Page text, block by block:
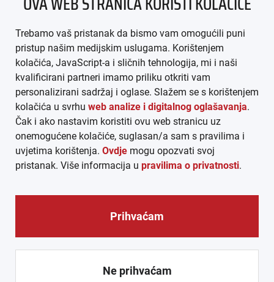
IMPRESSUM
AGB
DATENSCHUTZ
MEDIADATEN
ARHIVA (PDF)
© CROEXPRESS │ INFORMATIVNI MEDIJ HRVATA IZVAN
REPUBLIKE HRVATSKE 2026.
Trebamo vaš pristanak da bismo vam omogućili puni
pristup našim medijskim uslugama. Korištenjem
kolačića, JavaScript-a i sličnih tehnologija, mi i naši
kvalificirani partneri imamo priliku otkriti vam
personalizirani sadržaj i oglase. Slažem se s korištenjem
kolačića u svrhu web analize i digitalnog oglašavanja.
Čak i ako nastavim koristiti ovu web stranicu uz
onemogućene kolačiće, suglasan/a sam s pravilima i
uvjetima korištenja. Ovdje mogu opozvati svoj
pristanak. Više informacija u pravilima o privatnosti.
Prihvaćam
Ne prihvaćam